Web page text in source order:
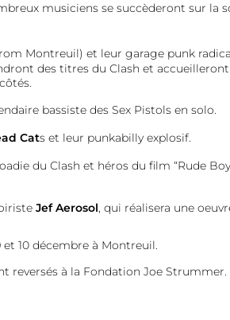
musiciens se succèderont sur la
Montreuil) et leur garage punk
des titres du Clash et accueilleront
bassiste des Sex Pistols en solo.
Cats et leur punkabilly explosif.
du Clash et héros du film “Rude
Jef Aerosol, qui réalisera une
10 décembre à Montreuil.
reversés à la Fondation Joe Strummer.